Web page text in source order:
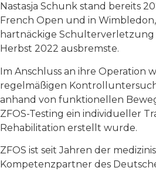
Nastasja Schunk stand bereits
French Open und in
hartnäckige Schulterverletzung
Herbst 2022 ausbremste.
Im Anschluss an ihre Operation
regelmäßigen
anhand von funktionellen
ZFOS-Testing ein individueller
Rehabilitation erstellt wurde.
ZFOS ist seit Jahren der
Kompetenzpartner des